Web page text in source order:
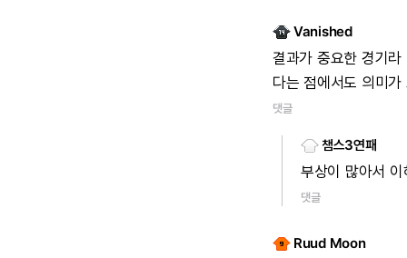
Vanished
결과가 중요한 경기
다는 점에서도 의미
댓글
챔스3연패
부상이 많아서
댓글
Ruud Moon